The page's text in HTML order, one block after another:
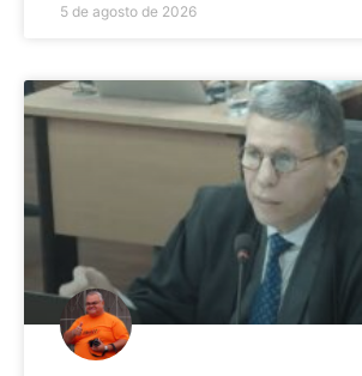
5 de agosto de 2026